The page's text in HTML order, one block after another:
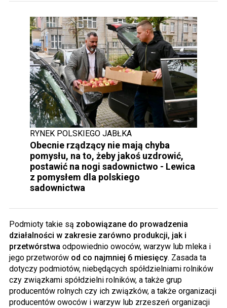
RYNEK POLSKIEGO JABŁKA
Obecnie rządzący nie mają chyba
pomysłu, na to, żeby jakoś uzdrowić,
postawić na nogi sadownictwo - Lewica
z pomysłem dla polskiego
sadownictwa
Podmioty takie są zobowiązane do prowadzenia
działalności w zakresie zarówno produkcji, jak i
przetwórstwa odpowiednio owoców, warzyw lub mleka i
jego przetworów od co najmniej 6 miesięcy. Zasada ta
dotyczy podmiotów, niebędących spółdzielniami rolników
czy związkami spółdzielni rolników, a także grup
producentów rolnych czy ich związków, a także organizacji
producentów owoców i warzyw lub zrzeszeń organizacji